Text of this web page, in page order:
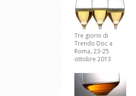
Tre giorni di
Trendo Doc a
Roma, 23-25
ottobre 2013